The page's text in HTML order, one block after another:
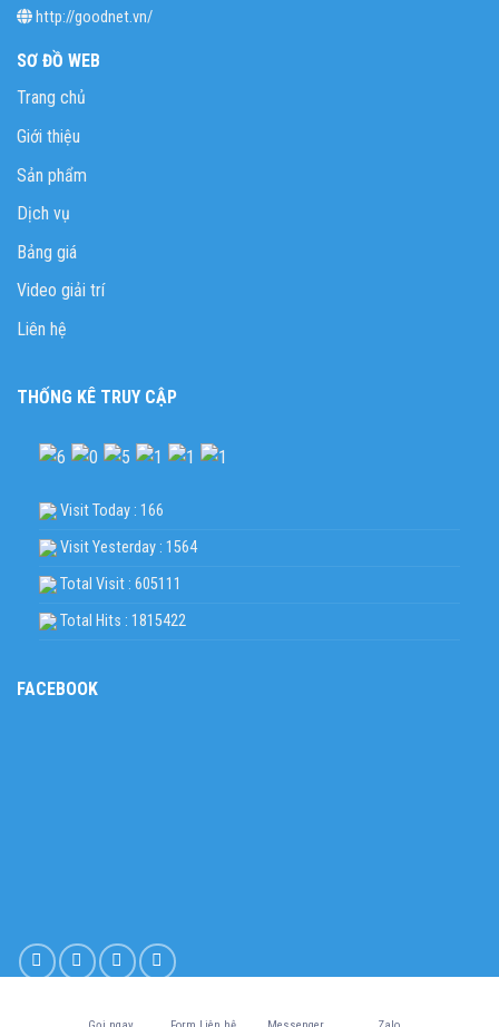
http://goodnet.vn/
SƠ ĐỒ WEB
Trang chủ
Giới thiệu
Sản phẩm
Dịch vụ
Bảng giá
Video giải trí
Liên hệ
THỐNG KÊ TRUY CẬP
Visit Today : 166
Visit Yesterday : 1564
Total Visit : 605111
Total Hits : 1815422
FACEBOOK